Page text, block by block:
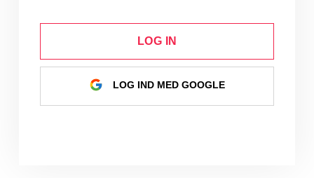
LOG IN
LOG IND MED GOOGLE